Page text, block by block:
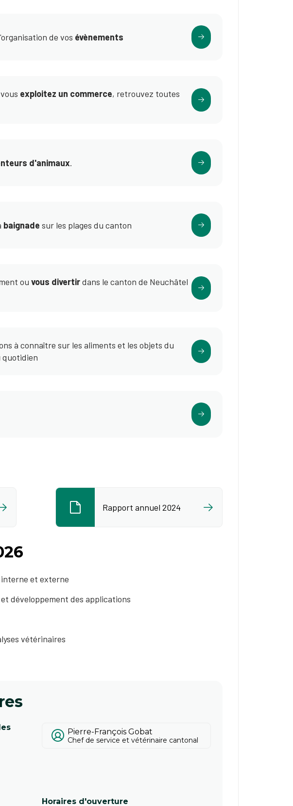
de vos évènements
exploitez un commerce, retrouvez toutes
d'animaux.
baignade sur les plages du canton
ou vous divertirdans le canton de Neuchâtel
à connaître sur les aliments et les objets du
quotidien
Rapport annuel 2024
et externe
développement des applications
vétérinaires
Pierre-François Gobat
Chef de service et vétérinaire cantonal
Horaires d'ouverture